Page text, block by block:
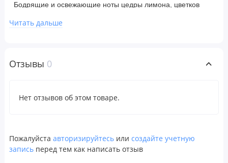
Бодрящие и освежающие ноты цедры лимона, цветков
Вода (eau), стеариновая кислота, глицерин, глицерил
cacao), глицериды кокосового масла, масло ши
(Butyrospermum parkii), масло авокадо (Persea gratissima),
Читать дальше
Отзывы 0
Нет отзывов об этом товаре.
Пожалуйста авторизируйтесь или создайте учетную
запись перед тем как написать отзыв